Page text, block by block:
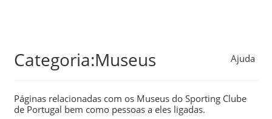
content
Ajuda
Categoria:Museus
Páginas relacionadas com os Museus do Sporting Clube
de Portugal bem como pessoas a eles ligadas.